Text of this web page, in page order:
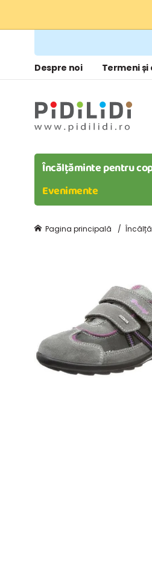
Despre noi Termeni și
Încălțăminte pentru
Evenimente
Pagina principală